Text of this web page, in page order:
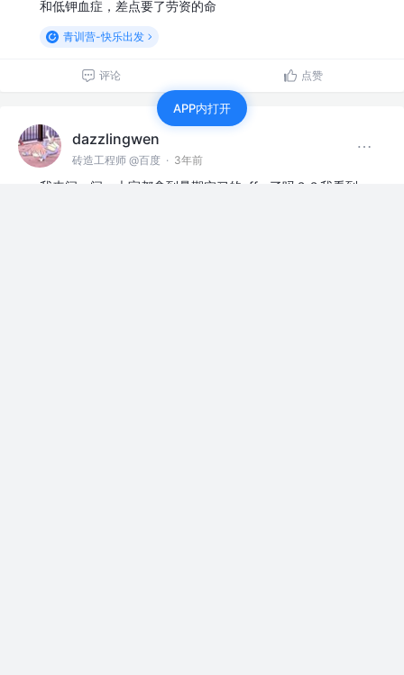
和低钾血症，差点要了劳资的命
青训营-快乐出发
评论 点赞
dazzlingwen
砖造工程师 @百度 · 3年前
我来问一问，大家都拿到暑期实习的offer了吗？？我看到
APP内打开